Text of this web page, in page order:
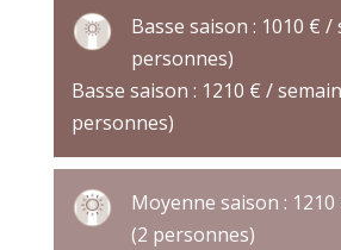
Basse saison : 1010 € /
personnes)
Basse saison : 1210 € /
personnes)
Moyenne saison :
(2 personnes)